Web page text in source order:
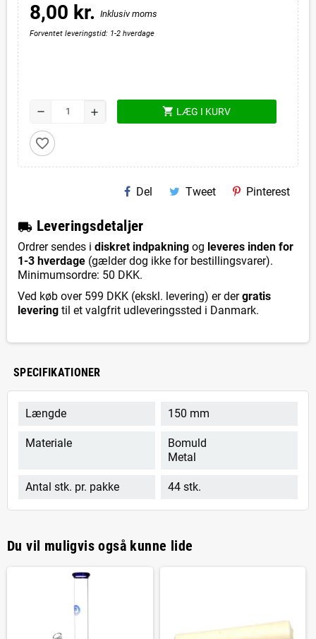
8,00 kr. Inklusiv moms
Forventet leveringstid: 1-2 hverdage
remove add shopping_cart LÆG I KURV
favorite_border
Del Tweet Pinterest
local_shipping Leveringsdetaljer
Ordrer sendes i diskret indpakning og leveres inden for
1-3 hverdage (gælder dog ikke for bestillingsvarer).
Minimumsordre: 50 DKK.
Ved køb over 599 DKK (ekskl. levering) er dergratis
levering til et valgfrit udleveringssted i Danmark.
SPECIFIKATIONER
Længde 150 mm
Materiale
Bomuld
Metal
Antal stk. pr. pakke 44 stk.
Du vil muligvis også kunne lide